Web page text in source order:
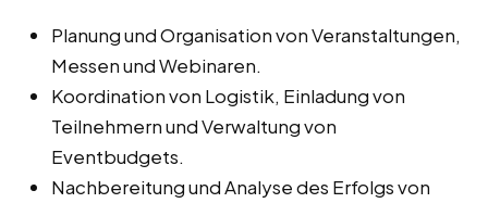
Planung und Organisation von Veranstaltungen,
Messen und Webinaren.
Koordination von Logistik, Einladung von
Teilnehmern und Verwaltung von
Eventbudgets.
Nachbereitung und Analyse des Erfolgs von